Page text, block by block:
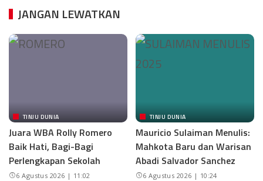
JANGAN LEWATKAN
TINJU DUNIA
Juara WBA Rolly Romero
Baik Hati, Bagi-Bagi
Perlengkapan Sekolah
6 Agustus 2026 | 11:02
TINJU DUNIA
Mauricio Sulaiman Menulis:
Mahkota Baru dan Warisan
Abadi Salvador Sanchez
6 Agustus 2026 | 10:24